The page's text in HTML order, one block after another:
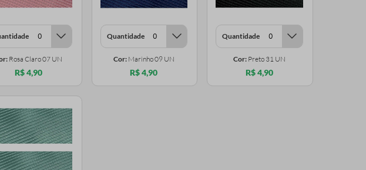
Rosa Claro 07 UN
R$ 4,90
Quantidade
Cor: Marinho 09 UN
R$ 4,90
Quantidade
Cor: Preto 31 UN
R$ 4,90